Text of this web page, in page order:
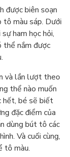
được biên soạn
tô màu sáp. Dưới
ham học hỏi,
thể nắm được
và lần lượt theo
thể nào muốn
hết, bé sẽ biết
đặc điểm của
dùng bút tô các
Và cuối cùng,
tô màu.